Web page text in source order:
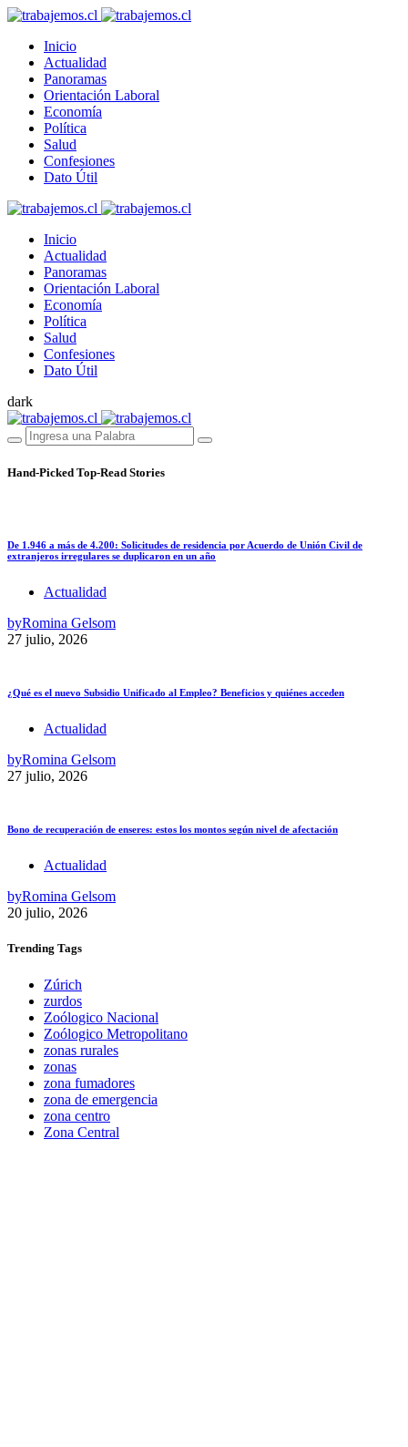
Inicio
Actualidad
Panoramas
Orientación Laboral
Economía
Política
Salud
Confesiones
Dato Útil
Inicio
Actualidad
Panoramas
Orientación Laboral
Economía
Política
Salud
Confesiones
Dato Útil
dark
Hand-Picked Top-Read Stories
De 1.946 a más de 4.200: Solicitudes de residencia por Acuerdo de Unión Civil de
extranjeros irregulares se duplicaron en un año
Actualidad
byRomina Gelsom
27 julio, 2026
¿Qué es el nuevo Subsidio Unificado al Empleo? Beneficios y quiénes acceden
Actualidad
byRomina Gelsom
27 julio, 2026
Bono de recuperación de enseres: estos los montos según nivel de afectación
Actualidad
byRomina Gelsom
20 julio, 2026
Trending Tags
Zúrich
zurdos
Zoólogico Nacional
Zoólogico Metropolitano
zonas rurales
zonas
zona fumadores
zona de emergencia
zona centro
Zona Central